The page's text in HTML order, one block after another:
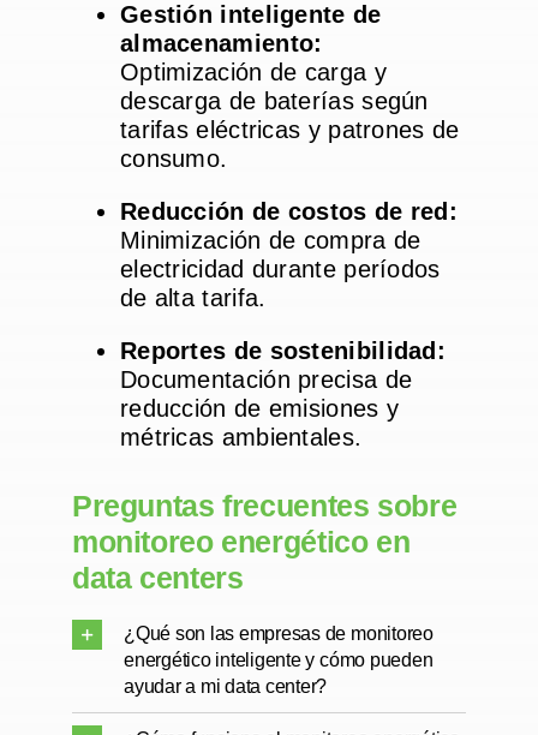
Gestión inteligente de
almacenamiento:
Optimización de carga y
descarga de baterías según
tarifas eléctricas y patrones de
consumo.
Reducción de costos de red:
Minimización de compra de
electricidad durante períodos
de alta tarifa.
Reportes de sostenibilidad:
Documentación precisa de
reducción de emisiones y
métricas ambientales.
Preguntas frecuentes sobre
monitoreo energético en
data centers
¿Qué son las empresas de monitoreo
energético inteligente y cómo pueden
ayudar a mi data center?